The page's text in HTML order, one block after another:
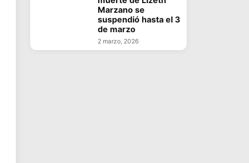
Marzano se
suspendió hasta el 3
de marzo
2 marzo, 2026